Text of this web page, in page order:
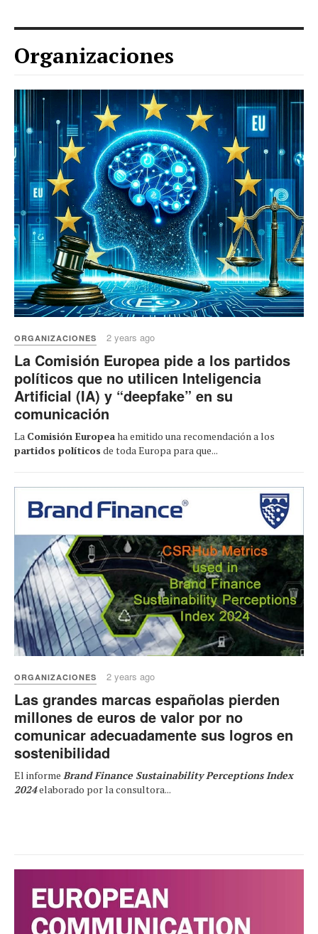
Organizaciones
ORGANIZACIONES 2 years ago
La Comisión Europea pide a los partidos
políticos que no utilicen Inteligencia
Artificial (IA) y “deepfake” en su
comunicación
La Comisión Europeaha emitido una recomendación a los
partidos políticos de toda Europa para que...
ORGANIZACIONES 2 years ago
Las grandes marcas españolas pierden
millones de euros de valor por no
comunicar adecuadamente sus logros en
sostenibilidad
El informe Brand Finance Sustainability Perceptions Index
2024elaborado por la consultora...